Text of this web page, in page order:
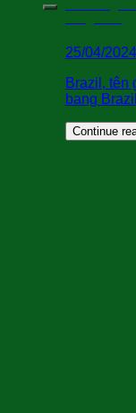
25/04/2024
Brazil, tên
bang
Continue